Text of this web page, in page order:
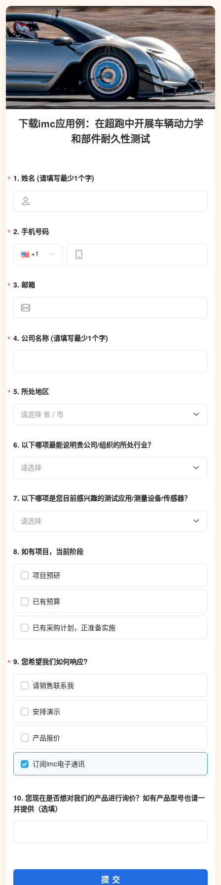
下载imc应用例：在超跑中开展车辆动力学
和部件耐久性测试
1. 姓名 (请填写最少1个字)
2. 手机号码
+1
3. 邮箱
4. 公司名称 (请填写最少1个字)
5. 所处地区
请选择 省 / 市
6. 以下哪项最能说明贵公司/组织的所处行业？
请选择
7. 以下哪项是您目前感兴趣的测试应用/测量设备/传感器？
请选择
8. 如有项目，当前阶段
项目预研
已有预算
已有采购计划，正准备实施
9. 您希望我们如何响应?
请销售联系我
安排演示
产品报价
订阅imc电子通讯
10. 您现在是否想对我们的产品进行询价？如有产品型号也请一
并提供（选填）
提交